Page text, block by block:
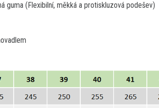
guma (Flexibilní, měkká a protiskluzová podešev)